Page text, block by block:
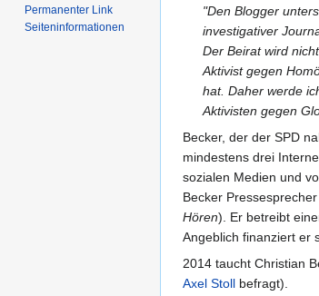
"Den Blogger
investigativer
Der Beirat wird
Aktivist gegen
hat. Daher werde
Aktivisten gegen
Becker, der der SPD
mindestens drei
sozialen Medien und
Becker
Hören). Er betreibt
Angeblich finanziert er
2014 taucht Christian
Axel Stoll befragt).
Permanenter Link
Seiten­informationen